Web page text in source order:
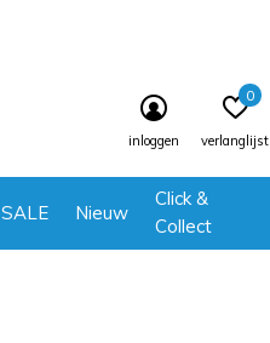
SALE Nieuw
Click &
Collect
inloggen verlanglijst
0